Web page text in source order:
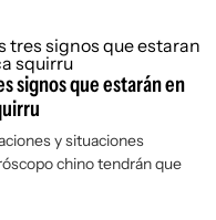
signos que estarán en
y situaciones
chino tendrán que